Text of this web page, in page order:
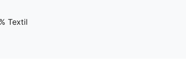
Textil